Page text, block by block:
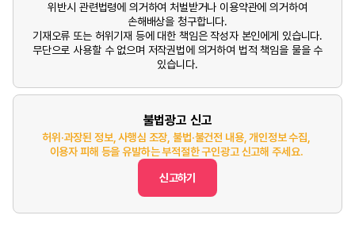
위반시 관련법령에 의거하여 처벌받거나 이용약관에 의거하여
손해배상을 청구합니다.
기재오류 또는 허위기재 등에 대한 책임은 작성자 본인에게 있습니다.
무단으로 사용할 수 없으며 저작권법에 의거하여 법적 책임을 물을 수
있습니다.
불법광고 신고
허위·과장된 정보, 사행심 조장, 불법·불건전 내용, 개인정보 수집,
이용자 피해 등을 유발하는 부적절한 구인광고 신고해 주세요.
신고하기